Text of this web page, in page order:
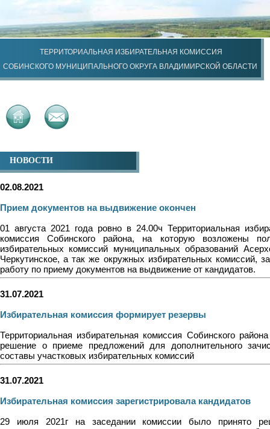
ТЕРРИТОРИАЛЬНАЯ ИЗБИРАТЕЛЬНАЯ КОМИССИЯ
СОБИНСКОГО МУНИЦИПАЛЬНОГО ОКРУГА ВЛАДИМИРСКОЙ ОБЛАСТИ
НОВОСТИ
02.08.2021
Прием документов на выдвижение окончен
01 августа 2021 года ровно в 24.00ч Территориальная
комиссия Собинского района, на которую возложены
избирательных комиссий муниципальных образований
Черкутинское, а так же окружных избирательных комиссий,
работу по приему документов на выдвижение от кандидатов.
31.07.2021
Избирательная комиссия формирует резервы
Территориальная избирательная комиссия Собинского
решение о приеме предложений для дополнительного
составы участковых избирательных комиссий
31.07.2021
Избирательная комиссия зарегистрировала кандидатов
29 июля 2021г на заседании комиссии было принято